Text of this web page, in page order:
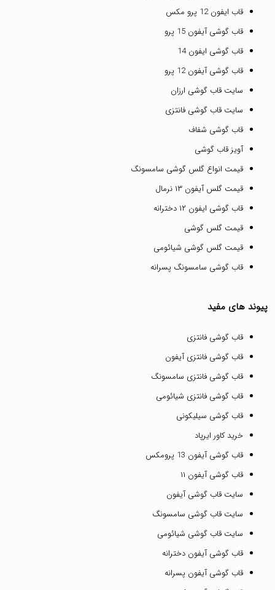
قاب ایفون 12 پرو مکس
قاب گوشی آیفون 15 پرو
قاب گوشی ایفون 14
قاب گوشی آیفون 12 پرو
سایت قاب گوشی ارزان
سایت قاب گوشی فانتزی
قاب گوشی شفاف
آویز قاب گوشی
قیمت انواع گلس گوشی سامسونگ
قیمت گلس آیفون ۱۳ نرمال
قاب گوشی ایفون ۱۲ دخترانه
قیمت گلس گوشی
قیمت گلس گوشی شیائومی
قاب گوشی سامسونگ پسرانه
پیوند های مفید
قاب گوشی فانتزی
قاب گوشی فانتزی آیفون
قاب گوشی فانتزی سامسونگ
قاب گوشی فانتزی شیائومی
قاب گوشی سیلیکونی
خرید کاور ایرپاد
قاب گوشی آیفون 13 پرومکس
قاب گوشی آیفون ۱۱
سایت قاب گوشی آیفون
سایت قاب گوشی سامسونگ
سایت قاب گوشی شیائومی
قاب گوشی آیفون دخترانه
قاب گوشی آیفون پسرانه